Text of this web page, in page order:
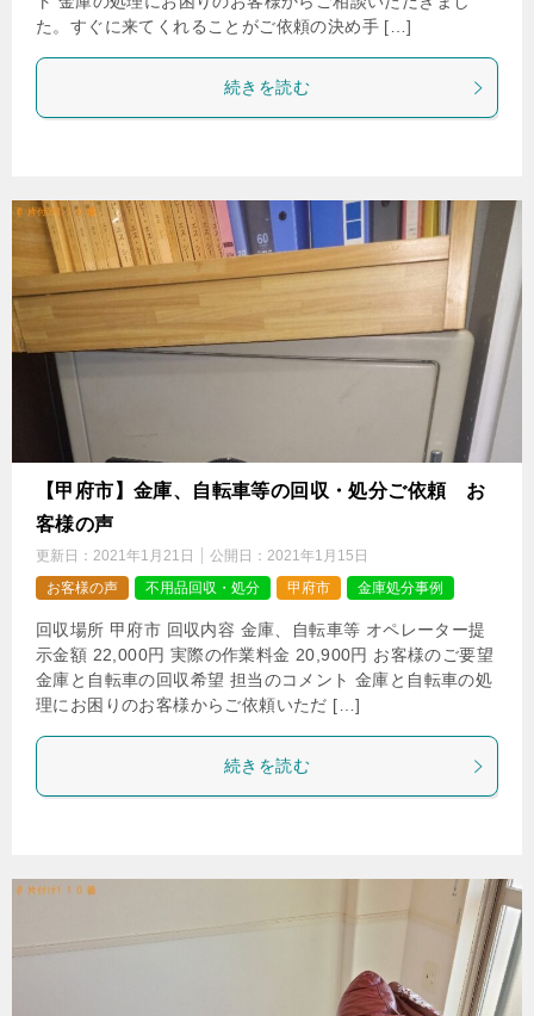
た。すぐに来てくれることがご依頼の決め手 […]
続きを読む
【甲府市】金庫、自転車等の回収・処分ご依頼 お
客様の声
更新日： 2021年1月21日 公開日： 2021年1月15日
お客様の声
不用品回収・処分 甲府市 金庫処分事例
回収場所 甲府市 回収内容 金庫、自転車等 オペレーター提
示金額 22,000円 実際の作業料金 20,900円 お客様のご要望
金庫と自転車の回収希望 担当のコメント 金庫と自転車の処
理にお困りのお客様からご依頼いただ […]
続きを読む